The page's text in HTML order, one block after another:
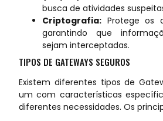
busca de atividades
Criptografia: Protege os
garantindo que
sejam interceptadas.
TIPOS DE GATEWAYS SEGUROS
Existem diferentes tipos de
um com características
diferentes necessidades. Os